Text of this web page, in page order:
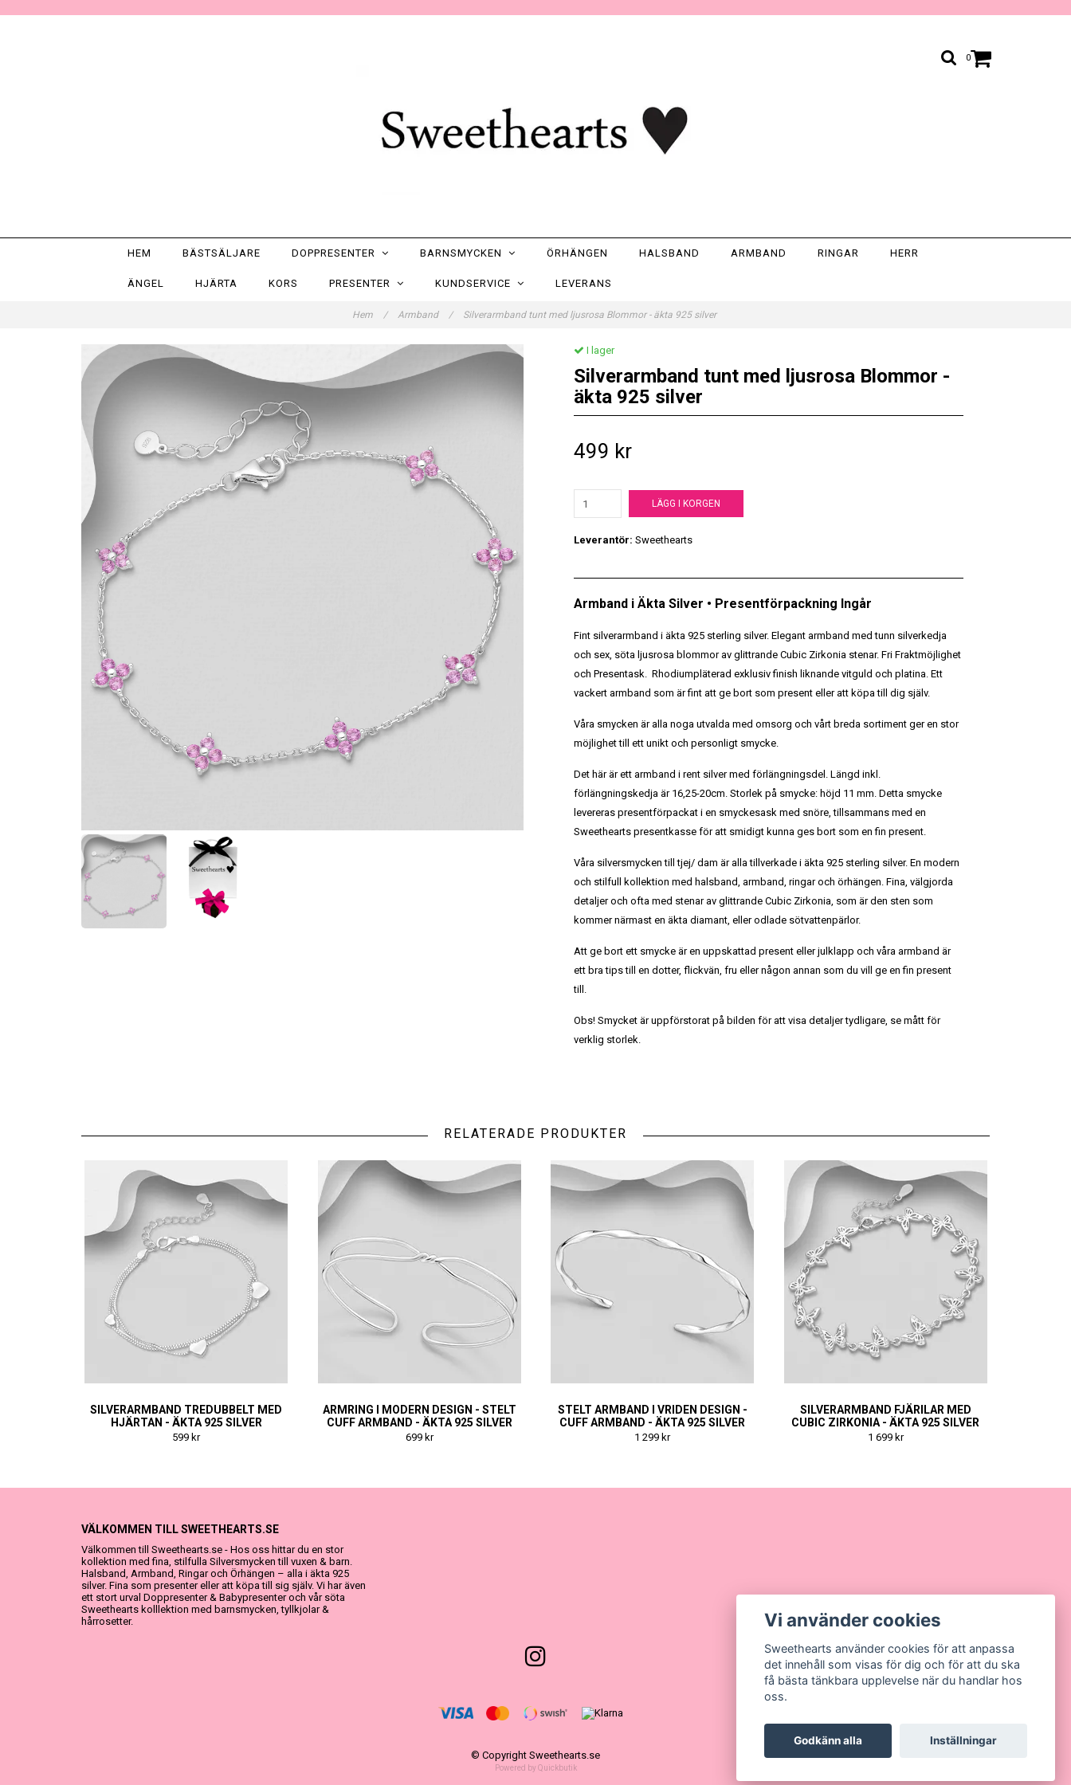
0
HEM BÄSTSÄLJARE DOPPRESENTER BARNSMYCKEN ÖRHÄNGEN HALSBAND ARMBAND RINGAR HERR
ÄNGEL HJÄRTA KORS PRESENTER KUNDSERVICE LEVERANS
Hem / Armband / Silverarmband tunt med ljusrosa Blommor - äkta 925 silver
I lager
Silverarmband tunt med ljusrosa Blommor -
äkta 925 silver
499 kr
LÄGG I KORGEN
Leverantör: Sweethearts
Armband i Äkta Silver • Presentförpackning Ingår
Fint silverarmband i äkta 925 sterling silver. Elegant armband med tunn silverkedja
och sex, söta ljusrosa blommor av glittrande Cubic Zirkonia stenar. Fri Fraktmöjlighet
och Presentask. Rhodiumpläterad exklusiv finish liknande vitguld och platina. Ett
vackert armband som är fint att ge bort som present eller att köpa till dig själv.
Våra smycken är alla noga utvalda med omsorg och vårt breda sortiment ger en stor
möjlighet till ett unikt och personligt smycke.
Det här är ett armband i rent silver med förlängningsdel. Längd inkl.
förlängningskedja är 16,25-20cm. Storlek på smycke: höjd 11 mm. Detta smycke
levereras presentförpackat i en smyckesask med snöre, tillsammans med en
Sweethearts presentkasse för att smidigt kunna ges bort som en fin present.
Våra silversmycken till tjej/ dam är alla tillverkade i äkta 925 sterling silver. En modern
och stilfull kollektion med halsband, armband, ringar och örhängen. Fina, välgjorda
detaljer och ofta med stenar av glittrande Cubic Zirkonia, som är den sten som
kommer närmast en äkta diamant, eller odlade sötvattenpärlor.
Att ge bort ett smycke är en uppskattad present eller julklapp och våra armband är
ett bra tips till en dotter, flickvän, fru eller någon annan som du vill ge en fin present
till.
Obs! Smycket är uppförstorat på bilden för att visa detaljer tydligare, se mått för
verklig storlek.
RELATERADE PRODUKTER
SILVERARMBAND TREDUBBELT MED
HJÄRTAN - ÄKTA 925 SILVER
599 kr
ARMRING I MODERN DESIGN - STELT
CUFF ARMBAND - ÄKTA 925 SILVER
699 kr
STELT ARMBAND I VRIDEN DESIGN -
CUFF ARMBAND - ÄKTA 925 SILVER
1 299 kr
SILVERARMBAND FJÄRILAR MED
CUBIC ZIRKONIA - ÄKTA 925 SILVER
1 699 kr
VÄLKOMMEN TILL SWEETHEARTS.SE
Välkommen till Sweethearts.se - Hos oss hittar du en stor
kollektion med fina, stilfulla Silversmycken till vuxen & barn.
Halsband, Armband, Ringar och Örhängen – alla i äkta 925
silver. Fina som presenter eller att köpa till sig själv. Vi har även
ett stort urval Doppresenter & Babypresenter och vår söta
Sweethearts kolllektion med barnsmycken, tyllkjolar &
hårrosetter.
© Copyright Sweethearts.se
Powered by Quickbutik
Vi använder cookies
Sweethearts använder cookies för att anpassa
det innehåll som visas för dig och för att du ska
få bästa tänkbara upplevelse när du handlar hos
oss.
Godkänn alla Inställningar